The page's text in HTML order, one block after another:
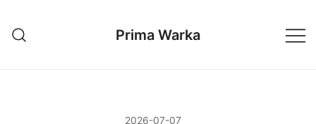
treści
Prima Warka
2026-07-07